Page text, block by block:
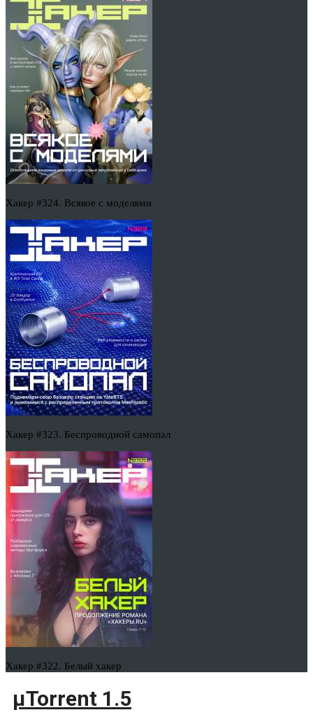
Хакер #324. Всякое с моделями
Хакер #323. Беспроводной самопал
Хакер #322. Белый хакер
µTorrent 1.5